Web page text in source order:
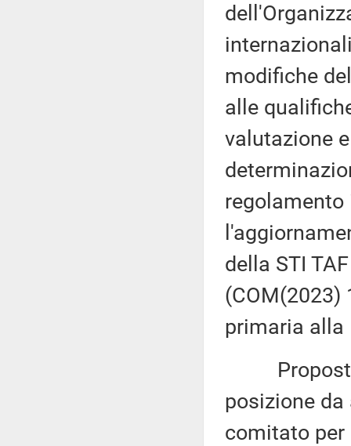
modifiche
alle
valutazione
della STI
(COM(2023)
primaria alla
Proposta
posizione
comitato